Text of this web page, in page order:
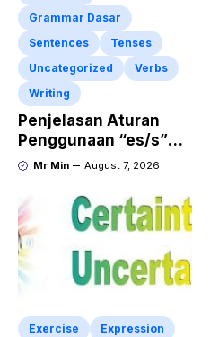
Grammar Dasar
Sentences
Tenses
Uncategorized
Verbs
Writing
Penjelasan Aturan
Penggunaan “es/s”
dalam Kalimat Bahasa
Mr Min August 7, 2026
Exercise
Expression